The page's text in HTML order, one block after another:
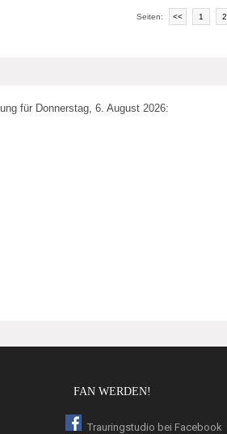
Seiten: << 1 2
für Donnerstag, 6. August 2026:
FAN WERDEN!
Trauringstudio bei Facebook